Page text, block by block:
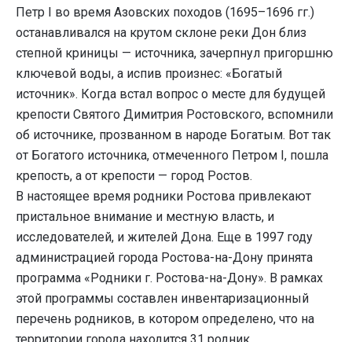
Петр I во время Азовских походов (1695–1696 гг.)
останавливался на крутом склоне реки Дон близ
степной криницы — источника, зачерпнул пригоршню
ключевой воды, а испив произнес: «Богатый
источник». Когда встал вопрос о месте для будущей
крепости Святого Димитрия Ростовского, вспомнили
об источнике, прозванном в народе Богатым. Вот так
от Богатого источника, отмеченного Петром I, пошла
крепость, а от крепости — город Ростов.
В настоящее время родники Ростова привлекают
пристальное внимание и местную власть, и
исследователей, и жителей Дона. Еще в 1997 году
администрацией города Ростова-на-Дону принята
программа «Родники г. Ростова-на-Дону». В рамках
этой программы составлен инвентаризационный
перечень родников, в котором определено, что на
территории города находится 31 родник.